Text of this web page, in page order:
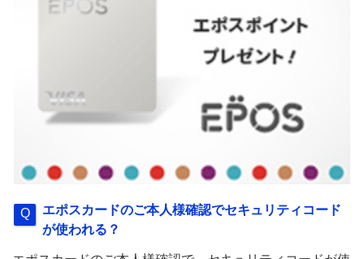
エポスカードのご本人様確認でセキュリティコード
が使われる？